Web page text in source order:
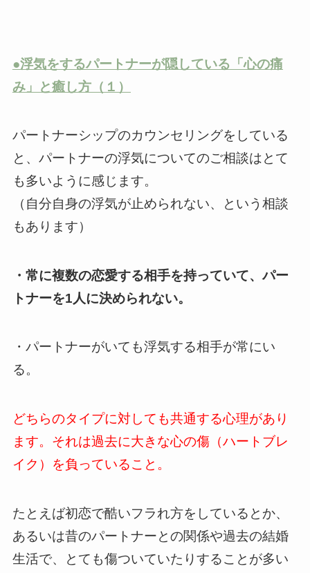
●浮気をするパートナーが隠している「心の痛
み」と癒し方（１）
パートナーシップのカウンセリングをしている
と、パートナーの浮気についてのご相談はとて
も多いように感じます。
（自分自身の浮気が止められない、という相談
もあります）
・常に複数の恋愛する相手を持っていて、パー
トナーを1人に決められない。
・パートナーがいても浮気する相手が常にい
る。
どちらのタイプに対しても共通する心理があり
ます。それは過去に大きな心の傷（ハートブレ
イク）を負っていること。
たとえば初恋で酷いフラれ方をしているとか、
あるいは昔のパートナーとの関係や過去の結婚
生活で、とても傷ついていたりすることが多い